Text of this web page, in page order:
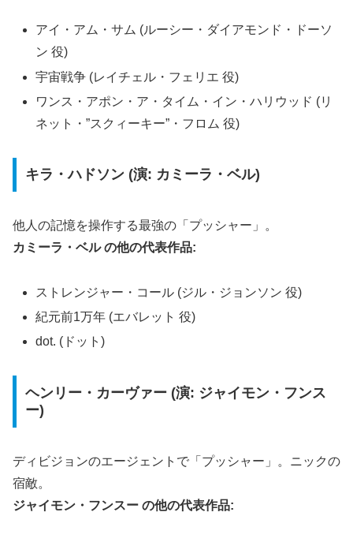
アイ・アム・サム (ルーシー・ダイアモンド・ドーソ
ン 役)
宇宙戦争 (レイチェル・フェリエ 役)
ワンス・アポン・ア・タイム・イン・ハリウッド (リ
ネット・”スクィーキー”・フロム 役)
キラ・ハドソン (演: カミーラ・ベル)
他人の記憶を操作する最強の「プッシャー」。
カミーラ・ベル の他の代表作品:
ストレンジャー・コール (ジル・ジョンソン 役)
紀元前1万年 (エバレット 役)
dot. (ドット)
ヘンリー・カーヴァー (演: ジャイモン・フンス
ー)
ディビジョンのエージェントで「プッシャー」。ニックの
宿敵。
ジャイモン・フンスー の他の代表作品: